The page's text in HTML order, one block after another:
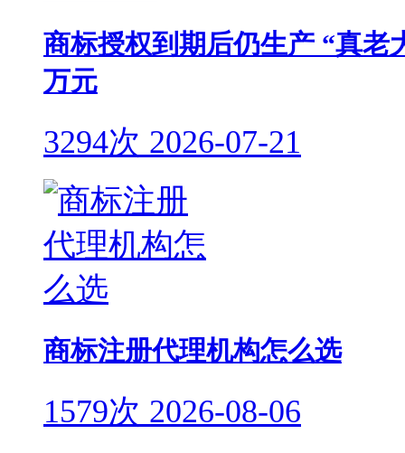
商标授权到期后仍生产 “真老
万元
3294次 2026-07-21
商标注册代理机构怎么选
1579次 2026-08-06